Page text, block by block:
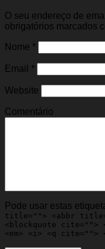
O seu endereço de
obrigatórios marcados
Nome *
Email *
Website
Comentário
Pode usar estas
title=""> <abbr
<blockquote cite="">
<em> <i> <q cite="">